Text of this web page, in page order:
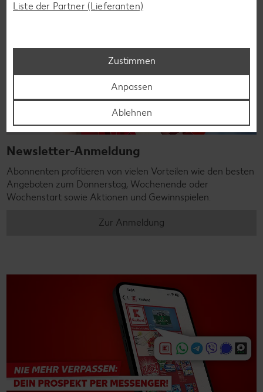
Newsletter-Anmeldung
Abonnenten profitieren von vielen Vorteilen wie den besten
Angeboten zum Donnerstag, Wochenende oder
Wochenstart sowie Aktionen und Gewinnspielen.
Zur Anmeldung
Liste der Partner (Lieferanten)
Zustimmen
Anpassen
Ablehnen